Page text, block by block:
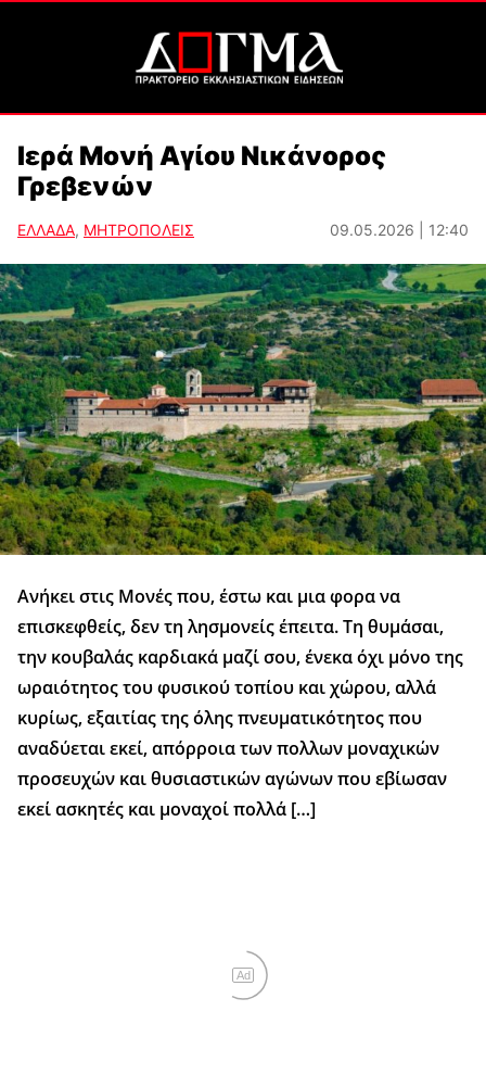
Ιερά Μονή Αγίου Νικάνορος
Γρεβενών
ΕΛΛΑΔΑ, ΜΗΤΡΟΠΟΛΕΙΣ 09.05.2026 | 12:40
Ανήκει στις Μονές που, έστω και μια φορα να
επισκεφθείς, δεν τη λησμονείς έπειτα. Τη θυμάσαι,
την κουβαλάς καρδιακά μαζί σου, ένεκα όχι μόνο της
ωραιότητος του φυσικού τοπίου και χώρου, αλλά
κυρίως, εξαιτίας της όλης πνευματικότητος που
αναδύεται εκεί, απόρροια των πολλων μοναχικών
προσευχών και θυσιαστικών αγώνων που εβίωσαν
εκεί ασκητές και μοναχοί πολλά […]
Ad